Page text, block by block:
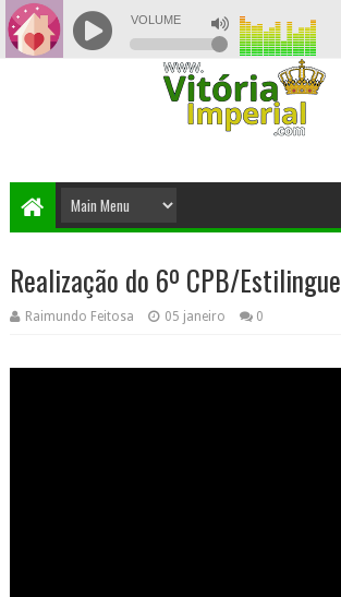
Realização do 6º CPB/Estilingue
Raimundo Feitosa 05 janeiro 0